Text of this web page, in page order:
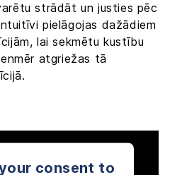
Consent
Platform
strādāt un justies pēc
pielāgojas dažādiem
lai sekmētu kustību
atgriežas tā
consent to